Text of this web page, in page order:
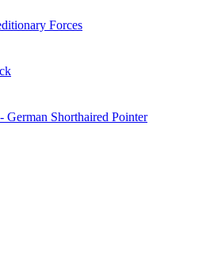
Forces
Shorthaired Pointer